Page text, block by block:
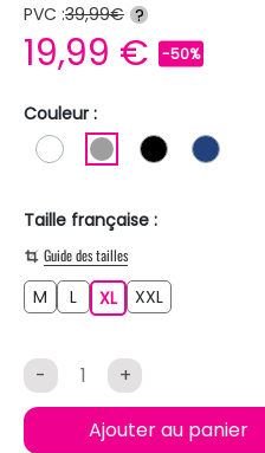
PVC :39,99€ ?
19,99 € -50%
Couleur :
BLANC GRIS NOIR BLEU
Taille française :
Guide des tailles
M L XLXL XXL
- +
Ajouter au panier